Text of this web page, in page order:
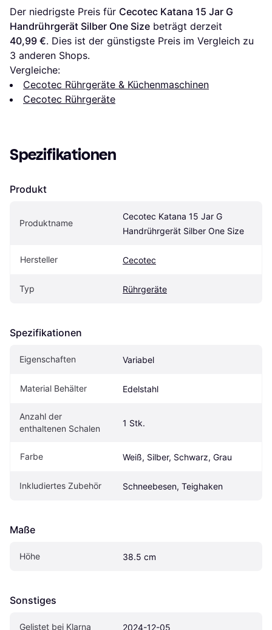
Der niedrigste Preis für Cecotec Katana 15 Jar G
Handrührgerät Silber One Size
40,99 €
3 anderen Shops.
Vergleiche:
Cecotec Rührgeräte & Küchenmaschinen
Cecotec Rührgeräte
Spezifikationen
Produkt
Produktname
Cecotec Katana 15 Jar G
Handrührgerät Silber One Size
Hersteller Cecotec
Typ Rührgeräte
Spezifikationen
Eigenschaften Variabel
Material Behälter Edelstahl
Anzahl der
enthaltenen Schalen
1 Stk.
Farbe Weiß, Silber, Schwarz, Grau
Inkludiertes Zubehör Schneebesen, Teighaken
Maße
Höhe 38.5 cm
Sonstiges
Gelistet bei Klarna 2024-12-05